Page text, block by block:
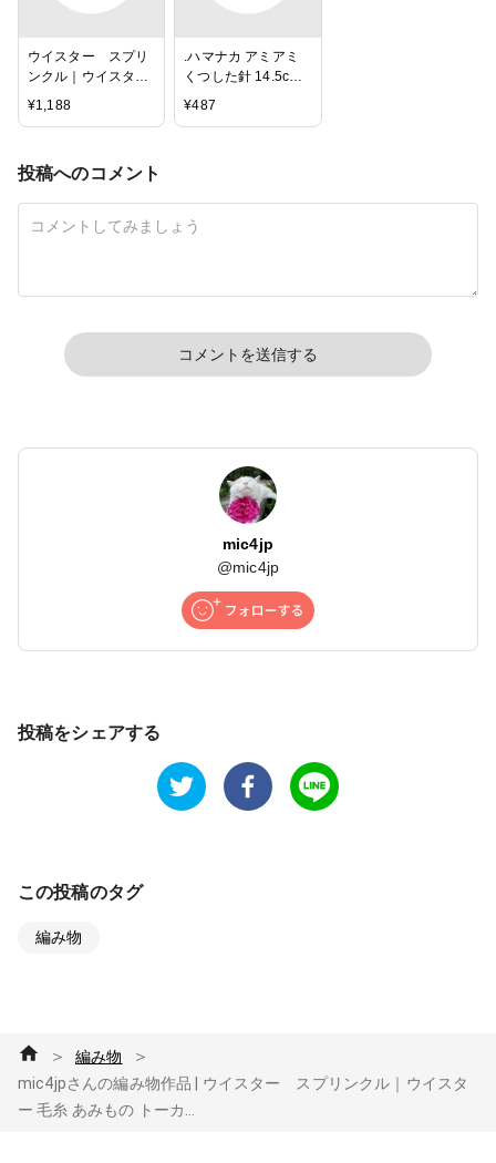
ウイスター スプリ
ンクル｜ウイスター
毛糸 あみもの トー
カイ ニット帽 ハン
¥1,188
.ハマナカ アミアミ
くつした針 14.5cm 6
号,7号,8号 あみ針
¥487
投稿へのコメント
コメントを送信する
mic4jp
@mic4jp
投稿をシェアする
この投稿のタグ
編み物
＞ 編み物 ＞
mic4jpさんの編み物作品 | ウイスター スプリンクル｜ウイスタ
ー 毛糸 あみもの トーカ...